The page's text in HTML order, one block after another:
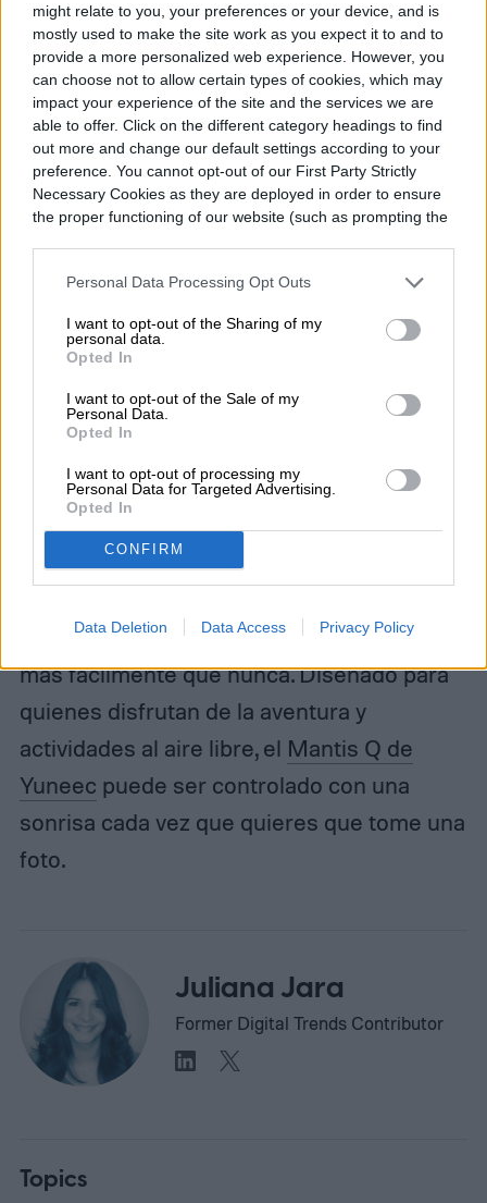
might relate to you, your preferences or your device, and is
mostly used to make the site work as you expect it to and to
provide a more personalized web experience. However, you
can choose not to allow certain types of cookies, which may
impact your experience of the site and the services we are
able to offer. Click on the different category headings to find
out more and change our default settings according to your
preference. You cannot opt-out of our First Party Strictly
Necessary Cookies as they are deployed in order to ensure
the proper functioning of our website (such as prompting the
Personal Data Processing Opt Outs
I want to opt-out of the Sharing of my
personal data.
Opted In
I want to opt-out of the Sale of my
Personal Data.
Opted In
I want to opt-out of processing my
Personal Data for Targeted Advertising.
Opted In
CONFIRM
Data Deletion Data Access Privacy Policy
Nuevo dron puede ser
controlado con una sonrisa
Imagen utilizada con permiso del titular de los derechos de autor
El nuevo dron Mantis Q de Yuneec, viene
permite que el usuario controle el aparato
más fácilmente que nunca. Diseñado para
quienes disfrutan de la aventura y
actividades al aire libre, el Mantis Q de
Yuneec puede ser controlado con una
sonrisa cada vez que quieres que tome una
foto.
Juliana Jara
Former Digital Trends Contributor
Topics